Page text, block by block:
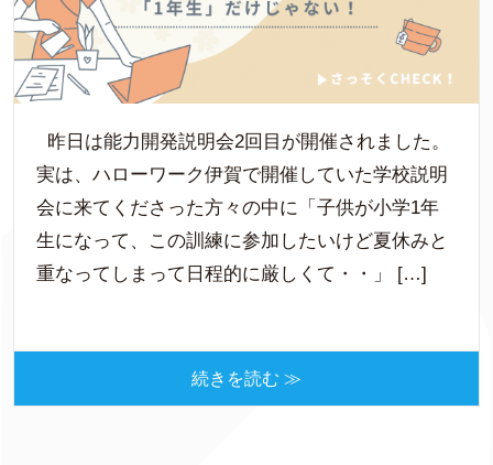
昨日は能力開発説明会2回目が開催されました。
実は、ハローワーク伊賀で開催していた学校説明
会に来てくださった方々の中に「子供が小学1年
生になって、この訓練に参加したいけど夏休みと
重なってしまって日程的に厳しくて・・」 […]
続きを読む ≫